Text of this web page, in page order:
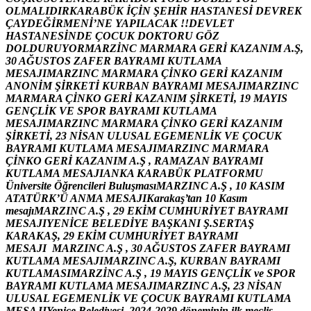
OLMALIDIRKARABÜK İÇİN ŞEHİR HASTANESİ DEVREK
ÇAYDEĞİRMENİ’NE YAPILACAK !!DEVLET
HASTANESİNDE ÇOCUK DOKTORU GÖZ
DOLDURUYORMARZİNC MARMARA GERİ KAZANIMA.Ş,
30AĞUSTOS ZAFER BAYRAMI KUTLAMA
MESAJIMARZINC MARMARA ÇİNKO GERİ KAZANIM
ANONİM ŞİRKETİ KURBAN BAYRAMI MESAJIMARZINC
MARMARA ÇİNKO GERİ KAZANIM ŞİRKETİ, 19 MAYIS
GENÇLİK VE SPOR BAYRAMI KUTLAMA
MESAJIMARZINC MARMARA ÇİNKO GERİ KAZANIM
ŞİRKETİ, 23 NİSAN ULUSAL EGEMENLİK VE ÇOCUK
BAYRAMI KUTLAMA MESAJIMARZINC MARMARA
ÇİNKO GERİ KAZANIMA.Ş , RAMAZAN BAYRAMI
KUTLAMA MESAJIANKA KARABÜK PLATFORMU
Üniversite Öğrencileri BuluşmasıMARZINCA.Ş , 10 KASIM
ATATÜRK’ÜANMA MESAJIKarakaş’tan 10 Kasım
mesajıMARZINCA.Ş , 29 EKİM CUMHURİYET BAYRAMI
MESAJIYENİCE BELEDİYE BAŞKANI Ş.SERTAŞ
KARAKAŞ, 29 EKİM CUMHURİYET BAYRAMI
MESAJI MARZINCA.Ş , 30AĞUSTOS ZAFER BAYRAMI
KUTLAMA MESAJIMARZINCA.Ş, KURBAN BAYRAMI
KUTLAMASIMARZİNCA.Ş , 19 MAYIS GENÇLİK ve SPOR
BAYRAMI KUTLAMA MESAJIMARZINCA.Ş, 23 NİSAN
ULUSAL EGEMENLİK VE ÇOCUK BAYRAMI KUTLAMA